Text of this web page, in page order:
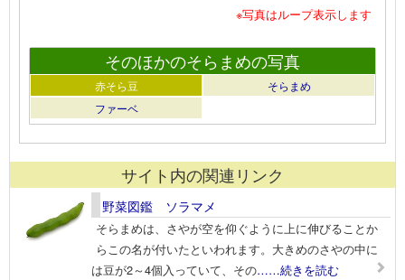
※写真はループ表示します
そのほかのそらまめの写真
赤そら豆
そらまめ
ファーベ
サイト内の関連リンク
野菜図鑑 ソラマメ
そらまめは、さやが空を仰ぐように上に伸びることか
らこの名が付いたといわれます。大きめのさやの中に
は豆が2～4個入っていて、その……続きを読む